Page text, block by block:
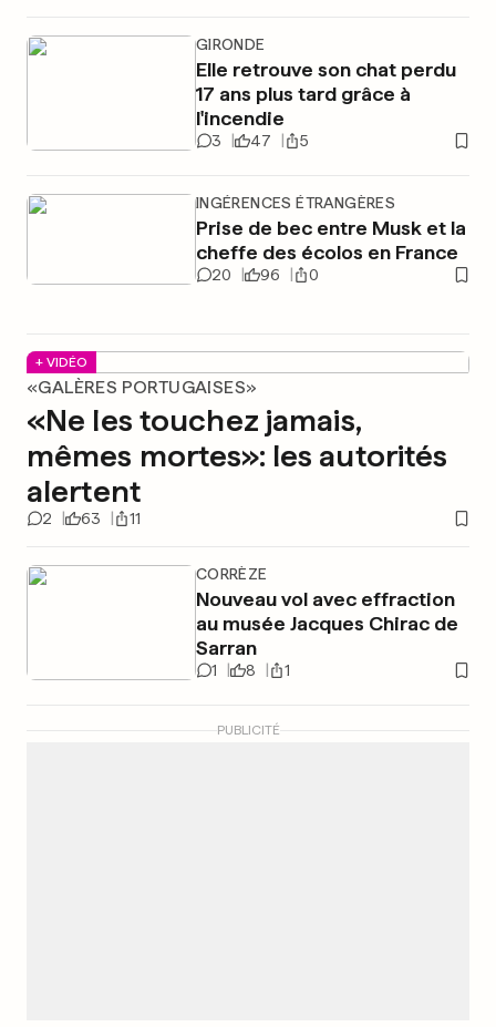
GIRONDE
Elle retrouve son chat perdu
17 ans plus tard grâce à
l'incendie
3 47 5
INGÉRENCES ÉTRANGÈRES
Prise de bec entre Musk et la
cheffe des écolos en France
20 96 0
+ VIDÉO
«GALÈRES PORTUGAISES»
«Ne les touchez jamais,
mêmes mortes»: les autorités
alertent
2 63 11
CORRÈZE
Nouveau vol avec effraction
au musée Jacques Chirac de
Sarran
1 8 1
PUBLICITÉ